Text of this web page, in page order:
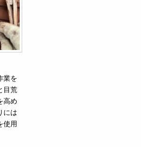
業を
目荒
高め
には
使用